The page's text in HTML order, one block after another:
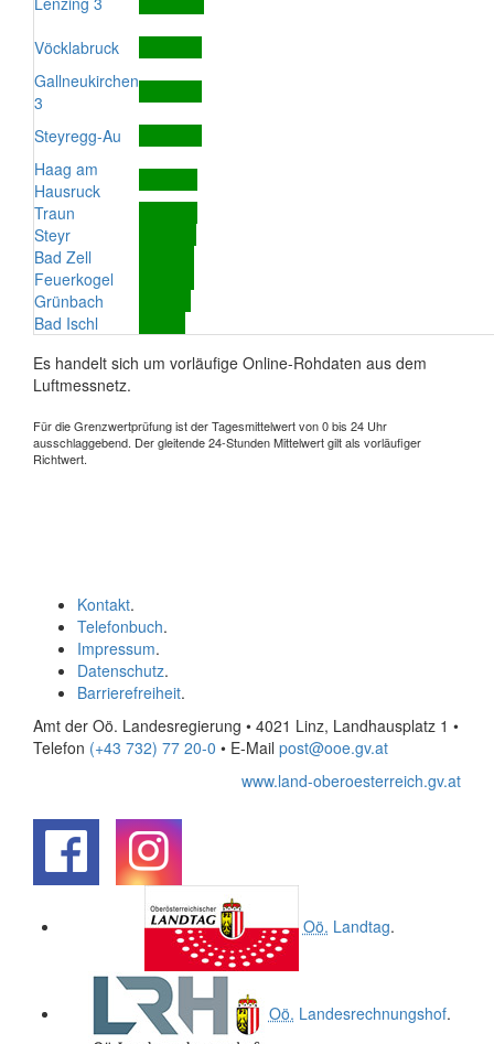
Vöcklabruck
Gallneukirchen
3
Steyregg-Au
Haag am
Hausruck
Traun
Steyr
Bad Zell
Feuerkogel
Grünbach
Bad Ischl
Es handelt sich um vorläufige Online-Rohdaten aus dem
Luftmessnetz.
Für die Grenzwertprüfung ist der Tagesmittelwert von 0 bis 24 Uhr
ausschlaggebend. Der gleitende 24-Stunden Mittelwert gilt als vorläufiger
Richtwert.
Kontakt.
Telefonbuch.
Impressum.
Datenschutz.
Barrierefreiheit.
Amt der Oö. Landesregierung • 4021 Linz, Landhausplatz 1 •
Telefon (+43 732) 77 20-0 • E-Mail post@ooe.gv.at
www.land-oberoesterreich.gv.at
Oö. Landtag.
Oö. Landesrechnungshof.